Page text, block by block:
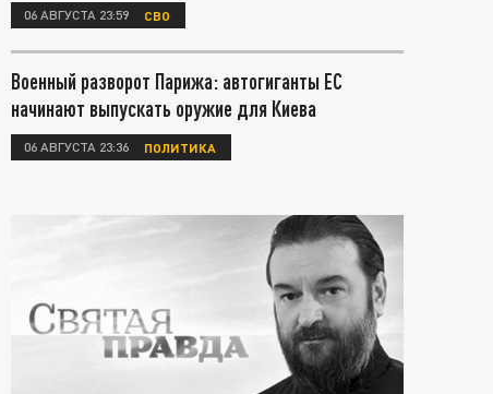
06 АВГУСТА 23:59 СВО
Военный разворот Парижа: автогиганты ЕС
начинают выпускать оружие для Киева
06 АВГУСТА 23:36 ПОЛИТИКА